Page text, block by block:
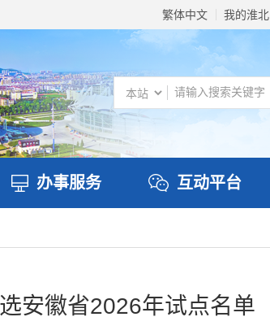
繁体中文 我的淮北
办事服务 互动平台
安徽省2026年试点名单